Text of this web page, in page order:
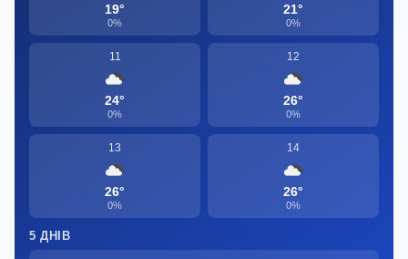
19°
0%
21°
0%
11
24°
0%
12
26°
0%
13
26°
0%
14
26°
0%
5 ДНІВ